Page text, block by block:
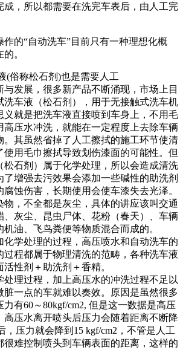
成，所以都需要在洗完车表后，由人工完
作的“自动洗车”目前只有一种理想化概
。
(俗称松石剂)也是需要人工
与发展，很多新产品不断涌现，市场上目
洗车液（松石剂），用于无接触式洗车机
义就是把洗车液直接喷到车身上，不用毛
高压水冲洗，就能在一定程度上去除车辆
。其虽然省掉了人工擦拭的施工环节使清
使用毛巾擦拭导致划伤漆面的可能性。但
松石剂）属于化学处理，所以会造成清洗
增强去污效果会添加一些碱性的助洗剂
蚀伤害，长期使用会使车漆失去光泽。
物，不全都是灰尘，具体的讲应该叫交通
、灰尘、昆虫尸体、花粉（春天）、车辆
油、飞鸟粪便等物质混合而成的。
化学处理的过程，高压喷水和自动洗车的
过程都属于物理清洗的范畴，各种洗车液
性剂＋助洗剂＋香精。
处理过程，加上高压水的冲洗过程不足以
脏一点的车就难以奏效。原因是虽然很多
有60～80kgf/cm2, 但是这一数据是高压
高压水离开喷头后压力会随着距离不断降
，压力就会降到15 kgf/cm2，不管是人工
很难控制喷头到车辆表面的距离，这样的